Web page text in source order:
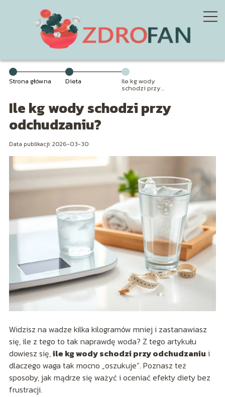
Strona główna Dieta Ile kg wody
schodzi przy
Ile kg wody schodzi przy
odchudzaniu?
Data publikacji: 2026-03-30
Widzisz na wadze kilka kilogramów mniej i zastanawiasz
się, ile z tego to tak naprawdę woda? Z tego artykułu
dowiesz się,ile kg wody schodzi przy odchudzaniu i
dlaczego waga tak mocno „oszukuje”. Poznasz też
sposoby, jak mądrze się ważyć i oceniać efekty diety bez
frustracji.